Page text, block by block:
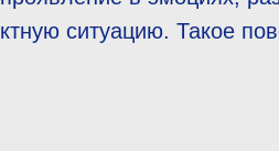
ситуацию. Такое